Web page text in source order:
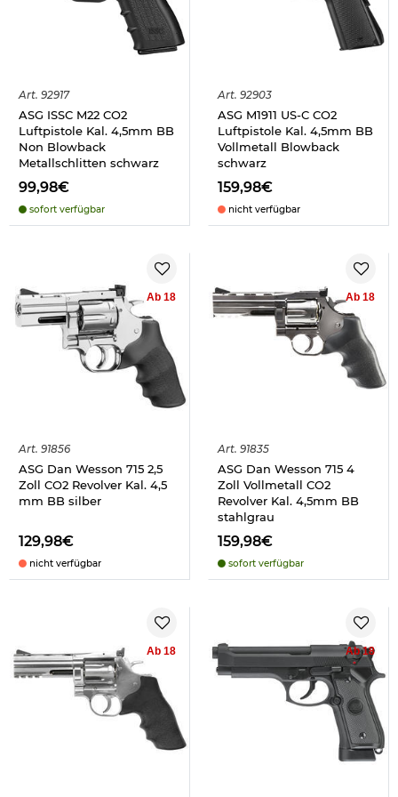
Art. 92917
ASG ISSC M22 CO2
Luftpistole Kal. 4,5mm BB
Non Blowback
Metallschlitten schwarz
99,98€
sofort verfügbar
Art. 92903
ASG M1911 US-C CO2
Luftpistole Kal. 4,5mm BB
Vollmetall Blowback
schwarz
159,98€
nicht verfügbar
Ab 18
Art. 91856
ASG Dan Wesson 715 2,5
Zoll CO2 Revolver Kal. 4,5
mm BB silber
129,98€
nicht verfügbar
Ab 18
Art. 91835
ASG Dan Wesson 715 4
Zoll Vollmetall CO2
Revolver Kal. 4,5mm BB
stahlgrau
159,98€
sofort verfügbar
Ab 18 Ab 18